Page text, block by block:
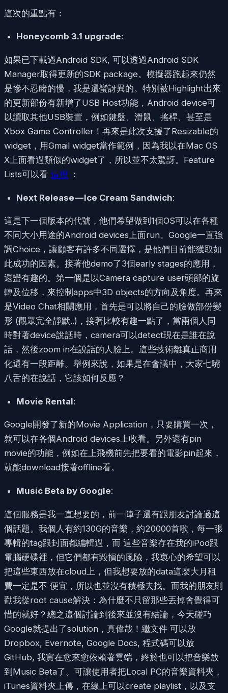
這次的重點有：
Honeycomb 3.1 upgrade:
如果已下載過Android SDK, 可以透過Android SDK
Manager取得更新的SDK package。模擬器跑起來仍然
是慘不忍睹的慢，我是還蠻訝異的。特別被Highlight出來
的更新部份有新增了USB Host功能，Android device可
以讀取其他USB裝置，例如鍵盤、滑鼠、搖桿、甚至是
Xbox Game Controller！再來是此次支援了Resizable的
widget，用Gmail widget當作範例，因為我以在Mac OS
X上面看過類似的widget了，所以並不太驚訝。Feature
Lists可以看 這裡 ：
Next Release — Ice Cream Sandwich:
這是下一個版本的代號，他們希望做到1個OS可以在各種
不同大小用途的Android devices上面run。Google一直強
調Choice，讓顧客有許多不同選擇，是他們目前能獲取如
此成功的因素。接著他demo了3個early stages的應用，
還蠻有趣的。第一個是以Camera capture user頭部的旋
轉及位移，來控制apps中3D objects的方向及角度。再來
是Video Chat相關應用，首先是可以將自己的臉做部份變
形 (觀眾完全靜默..)，接著比較有趣一點了，當兩個人同
時對著device說話時，camera可以detect現在是誰在說
話，然後zoom in在說話的人臉上。這些技術離真正商用
化還有一段距離。舉例來說，如果是在會議中，大家七嘴
八舌的在說話，它該如何反應？
Movie Rental:
Google開發了新的Movie Application，只要購買一次，
就可以在各個Android devices上收看。另外還有pin
movie的功能，例如在上飛機前先把要看的電影pin起來，
就能download接著offline看。
Music Beta by Google:
這個服務是我一直想要的，前一陣子還有跟朋友討論過這
個話題。我個人有約130G的音樂，約20000首歌，每一張
專輯的tag跟封面都編輯過，而 這些音樂存在我的iPod跟
電腦硬碟裡，但它們都有毀損的風險，我衷心的希望可以
把這些東西放在cloud上，但我想要放的data這麼大月租
費一定是不 便宜，所以也並沒有積極去找。而我的朋友則
勸我從root cause解決：為什麼不只留那些丟掉會覺得可
惜的就好？總之這個討論到後來並沒有結論，今天碰巧
Google就提出了solution，真偉哉！繼文件 可以放
Dropbox, Evernote, Google Docs, 程式碼可以放
GitHub, 我實在愈來愈依賴著雲端，終於也可以把音樂放
到Music Beta了。可讓使用者把Local PC的音樂資料夾，
iTunes資料夾上傳，在線上可以create playlist，以及支